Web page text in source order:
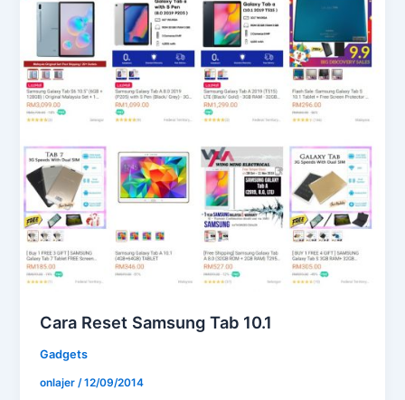
Cara Reset Samsung Tab 10.1
Gadgets
onlajer /12/09/2014